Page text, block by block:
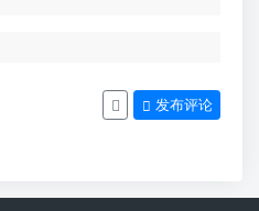
发布评论